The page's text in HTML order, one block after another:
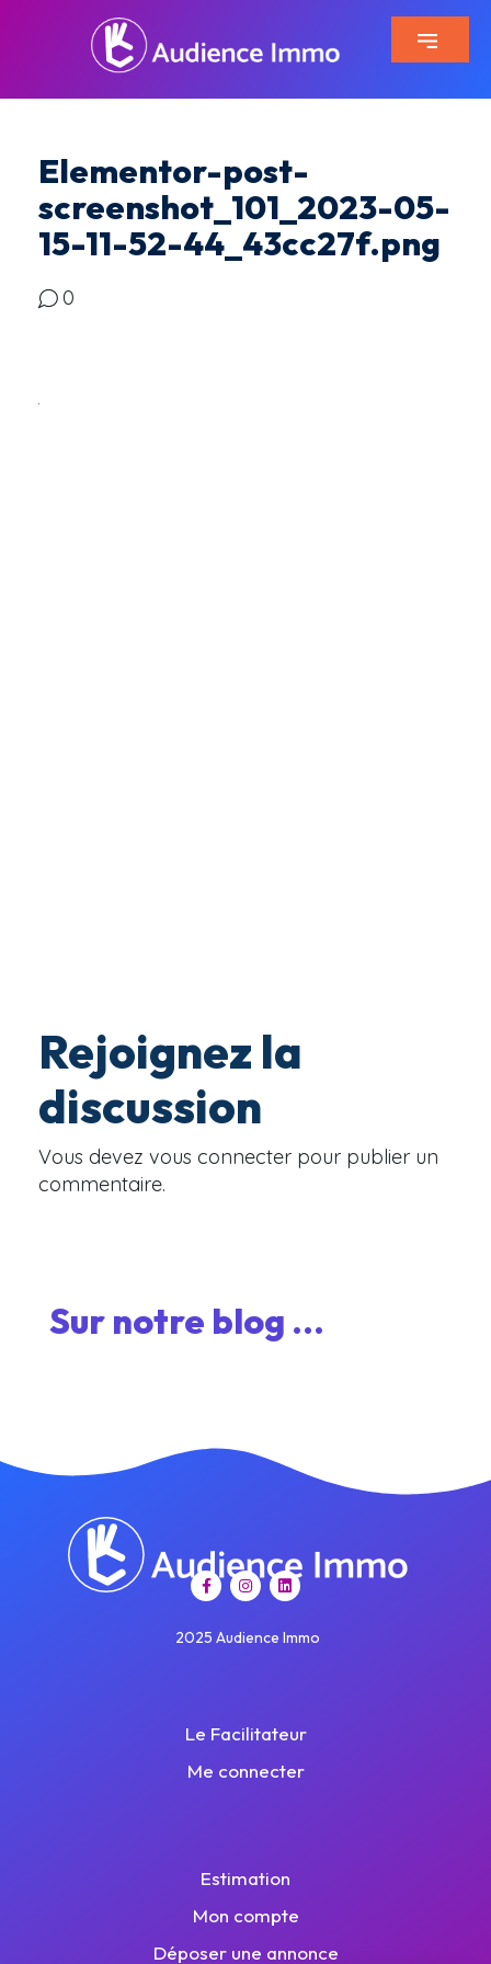
Elementor-post-
screenshot_101_2023-05-
15-11-52-44_43cc27f.png
0
Rejoignez la
discussion
Vous devez vous connecter pour publier un
commentaire.
Sur notre blog ...
2025 Audience Immo
Le Facilitateur
Me connecter
Estimation
Mon compte
Déposer une annonce